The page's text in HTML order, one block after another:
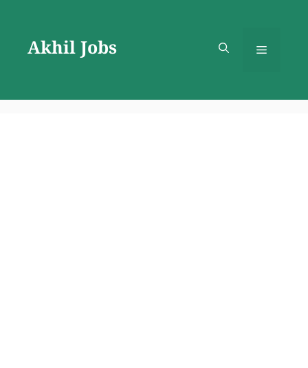
contentAkhil Jobs Menu